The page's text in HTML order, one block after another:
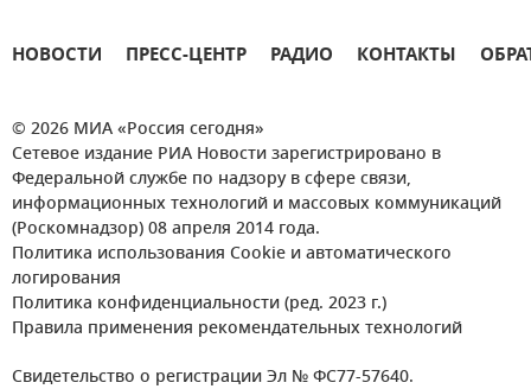
НОВОСТИ ПРЕСС-ЦЕНТР РАДИО КОНТАКТЫ
© 2026 МИА «Россия сегодня»
Сетевое издание РИА Новости зарегистрировано в
Федеральной службе по надзору в сфере связи,
информационных технологий и массовых коммуникаций
(Роскомнадзор) 08 апреля 2014 года.
Политика использования Cookie и автоматического
логирования
Политика конфиденциальности (ред. 2023 г.)
Правила применения рекомендательных технологий
Свидетельство о регистрации Эл № ФС77-57640.